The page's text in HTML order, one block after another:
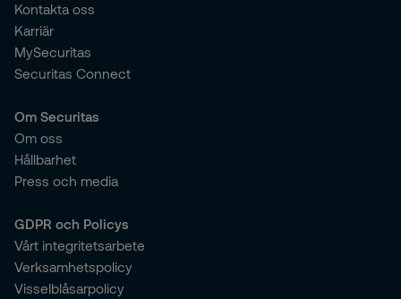
Kontakta oss
Karriär
MySecuritas
Securitas Connect
Om Securitas
Om oss
Hållbarhet
Press och media
GDPR och Policys
Vårt integritetsarbete
Verksamhetspolicy
Visselblåsarpolicy